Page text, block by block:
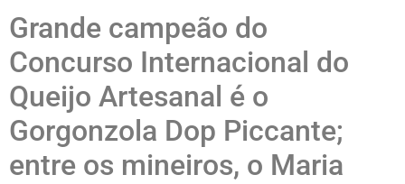
Grande campeão do
Concurso Internacional do
Queijo Artesanal é o
Gorgonzola Dop Piccante;
entre os mineiros, o Maria